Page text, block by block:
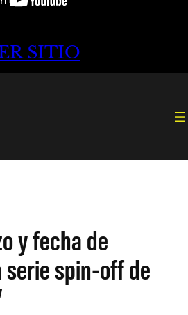
SITIO
y fecha de
serie spin-off de